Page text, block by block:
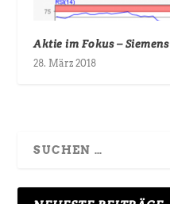
Aktie im Fokus – Siemens
28. März 2018